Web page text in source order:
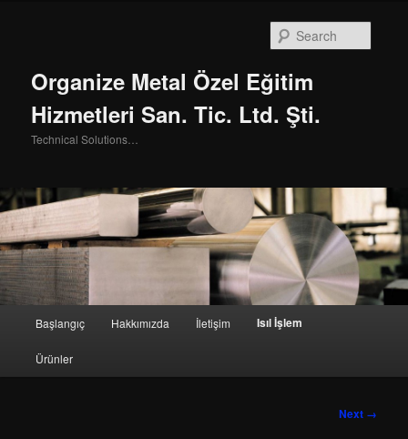
Organize Metal Özel Eğitim
Hizmetleri San. Tic. Ltd. Şti.
Technical Solutions…
Skip to primary content
Skip to secondary content
Başlangıç Hakkımızda İletişim Isıl İşlem
Ürünler
Image
Next →